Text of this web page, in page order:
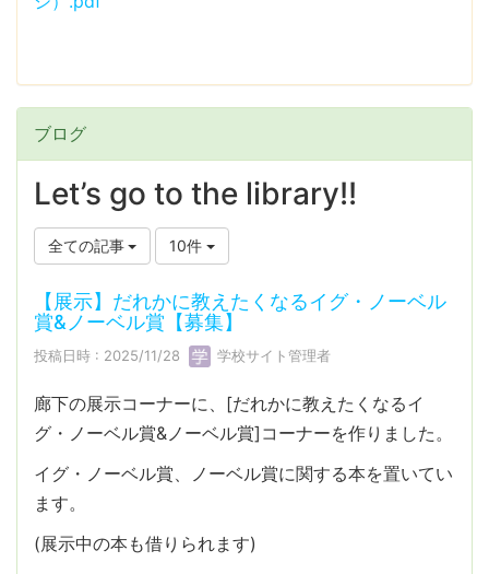
ブログ
Let’s go to the library!!
全ての記事 10件
【展示】だれかに教えたくなるイグ・ノーベル
賞&ノーベル賞【募集】
投稿日時 : 2025/11/28 学校サイト管理者
廊下の展示コーナーに、[だれかに教えたくなるイ
グ・ノーベル賞&ノーベル賞]コーナーを作りました。
イグ・ノーベル賞、ノーベル賞に関する本を置いてい
ます。
(展示中の本も借りられます)